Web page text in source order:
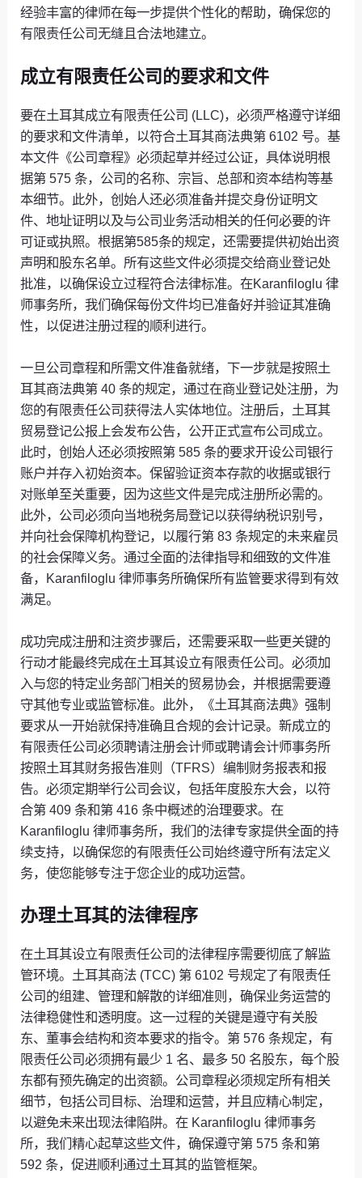
经验丰富的律师在每一步提供个性化的帮助，确保您的
有限责任公司无缝且合法地建立。
成立有限责任公司的要求和文件
要在土耳其成立有限责任公司 (LLC)，必须严格遵守详细
的要求和文件清单，以符合土耳其商法典第 6102 号。基
本文件《公司章程》必须起草并经过公证，具体说明根
据第 575 条，公司的名称、宗旨、总部和资本结构等基
本细节。此外，创始人还必须准备并提交身份证明文
件、地址证明以及与公司业务活动相关的任何必要的许
可证或执照。根据第585条的规定，还需要提供初始出资
声明和股东名单。所有这些文件必须提交给商业登记处
批准，以确保设立过程符合法律标准。在Karanfiloglu 律
师事务所，我们确保每份文件均已准备好并验证其准确
性，以促进注册过程的顺利进行。
一旦公司章程和所需文件准备就绪，下一步就是按照土
耳其商法典第 40 条的规定，通过在商业登记处注册，为
您的有限责任公司获得法人实体地位。注册后，土耳其
贸易登记公报上会发布公告，公开正式宣布公司成立。
此时，创始人还必须按照第 585 条的要求开设公司银行
账户并存入初始资本。保留验证资本存款的收据或银行
对账单至关重要，因为这些文件是完成注册所必需的。
此外，公司必须向当地税务局登记以获得纳税识别号，
并向社会保障机构登记，以履行第 83 条规定的未来雇员
的社会保障义务。通过全面的法律指导和细致的文件准
备，Karanfiloglu 律师事务所确保所有监管要求得到有效
满足。
成功完成注册和注资步骤后，还需要采取一些更关键的
行动才能最终完成在土耳其设立有限责任公司。必须加
入与您的特定业务部门相关的贸易协会，并根据需要遵
守其他专业或监管标准。此外，《土耳其商法典》强制
要求从一开始就保持准确且合规的会计记录。新成立的
有限责任公司必须聘请注册会计师或聘请会计师事务所
按照土耳其财务报告准则（TFRS）编制财务报表和报
告。必须定期举行公司会议，包括年度股东大会，以符
合第 409 条和第 416 条中概述的治理要求。在
Karanfiloglu 律师事务所，我们的法律专家提供全面的持
续支持，以确保您的有限责任公司始终遵守所有法定义
务，使您能够专注于您企业的成功运营。
办理土耳其的法律程序
在土耳其设立有限责任公司的法律程序需要彻底了解监
管环境。土耳其商法 (TCC) 第 6102 号规定了有限责任
公司的组建、管理和解散的详细准则，确保业务运营的
法律稳健性和透明度。这一过程的关键是遵守有关股
东、董事会结构和资本要求的指令。第 576 条规定，有
限责任公司必须拥有最少 1 名、最多 50 名股东，每个股
东都有预先确定的出资额。公司章程必须规定所有相关
细节，包括公司目标、治理和运营，并且应精心制定，
以避免未来出现法律陷阱。在 Karanfiloglu 律师事务
所，我们精心起草这些文件，确保遵守第 575 条和第
592 条，促进顺利通过土耳其的监管框架。